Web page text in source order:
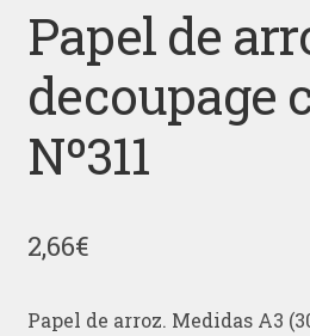
Papel de
decoupage
Nº311
2,66€
Papel de arroz. Medidas A3